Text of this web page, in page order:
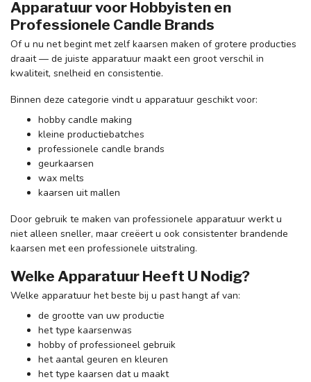
Apparatuur voor Hobbyisten en
Professionele Candle Brands
Of u nu net begint met zelf kaarsen maken of grotere producties
draait — de juiste apparatuur maakt een groot verschil in
kwaliteit, snelheid en consistentie.
Binnen deze categorie vindt u apparatuur geschikt voor:
hobby candle making
kleine productiebatches
professionele candle brands
geurkaarsen
wax melts
kaarsen uit mallen
Door gebruik te maken van professionele apparatuur werkt u
niet alleen sneller, maar creëert u ook consistenter brandende
kaarsen met een professionele uitstraling.
Welke Apparatuur Heeft U Nodig?
Welke apparatuur het beste bij u past hangt af van:
de grootte van uw productie
het type kaarsenwas
hobby of professioneel gebruik
het aantal geuren en kleuren
het type kaarsen dat u maakt